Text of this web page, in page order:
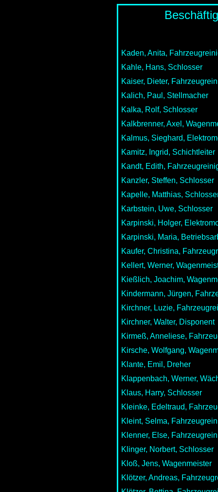
Kaden, Anita,
Kahle, Hans, Schlosser
Kaiser, Dieter,
Kalich, Paul, Stellmacher
Kalka, Rolf, Schlosser
Kalkbrenner, Axel,
Kalmus, Sieghard,
Kamitz, Ingrid, Schichtleiter
Kandt, Edith,
Kanzler, Steffen, Schlosser
Kapelle, Matthias,
Karbstein, Uwe, Schlosser
Karpinski, Holger,
Karpinski, Maria,
Kaufer, Christina,
Kellert, Werner,
Kießlich, Joachim,
Kindermann, Jürgen,
Kirchner, Luzie,
Kirchner, Walter, Disponent
Kirmeß, Anneliese,
Kirsche, Wolfgang,
Klante, Emil, Dreher
Klappenbach, Werner,
Klaus, Harry, Schlosser
Kleinke, Edeltraud,
Kleint, Selma,
Klenner, Else,
Klinger, Norbert, Schlosser
Kloß, Jens, Wagenmeister
Klötzer, Andreas,